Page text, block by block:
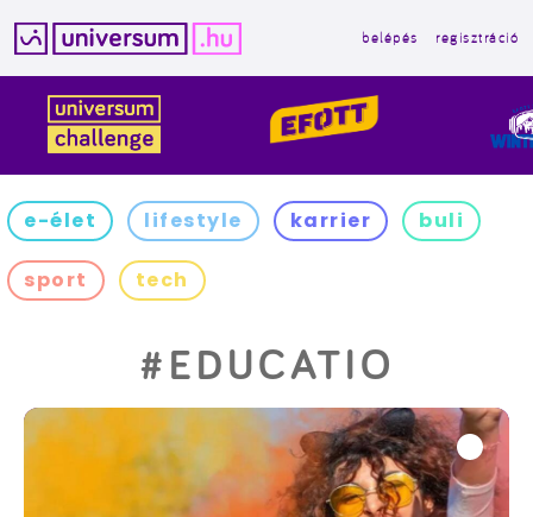
tartalomba
belépés regisztráció
e-élet lifestyle karrier buli
sport tech
#EDUCATIO